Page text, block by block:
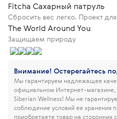
Fitcha Сахарный патруль
Сбросить вес легко. Проект
The World Around You
Защищаем природу
Внимание! Остерегайтесь
Мы гарантируем надлежащее
официальном Интернет-магазине,
Siberian Wellness! Мы не
соблюдение условий ее хранения
приобретаете товар на сторонних